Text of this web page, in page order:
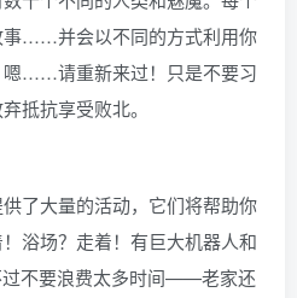
事……并会以不同的方式利用你
嗯……请重新来过！只是不要习
抵抗享受败北。
了大量的活动，它们将帮助你
浴场？走着！有巨大机器人和
过不要浪费太多时间——老家还